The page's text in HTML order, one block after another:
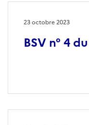
BSV n° 4
23 octobre 2023